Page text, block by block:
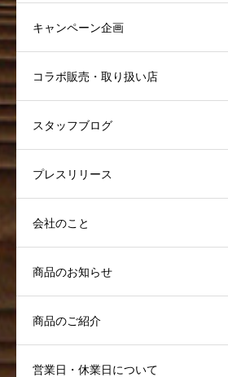
キャンペーン企画
コラボ販売・取り扱い店
スタッフブログ
プレスリリース
会社のこと
商品のお知らせ
商品のご紹介
営業日・休業日について